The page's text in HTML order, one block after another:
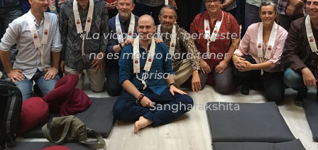
«La vida es corta, pero este
no es motivo para tener
prisa»
Sangharakshita